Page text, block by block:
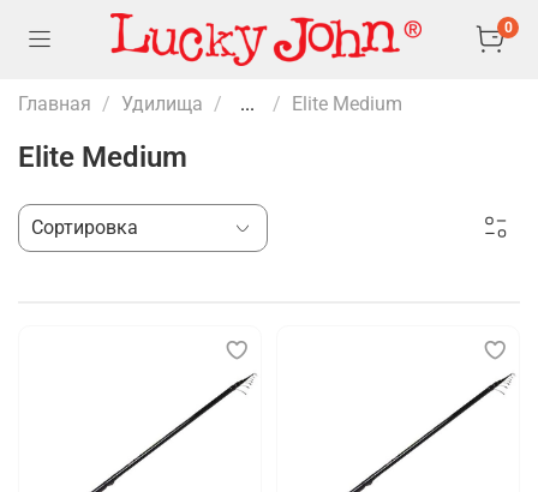
0
Главная Удилища ... Elite Medium
Elite Medium